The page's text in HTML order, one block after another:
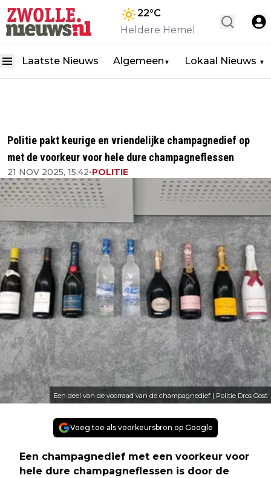
22°C
Heldere Hemel
Laatste Nieuws Algemeen ▼ Lokaal Nieuws ▼
Politie pakt keurige en vriendelijke champagnedief op
met de voorkeur voor hele dure champagneflessen
21 NOV 2025, 15:42•POLITIE
Een deel van de voorraad van de champagnedief | Politie Dros Oost
Voeg toe als voorkeursbron op Google
Een champagnedief met een voorkeur voor
hele dure champagneflessen is door de